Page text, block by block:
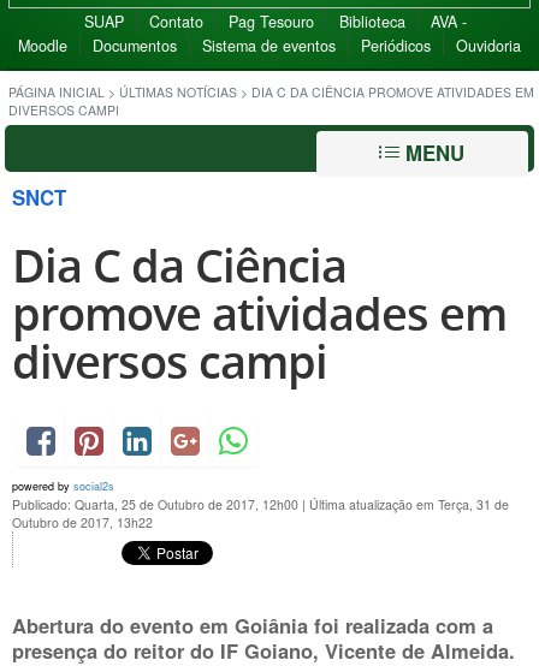
SUAP Contato Pag Tesouro Biblioteca
AVA -
Moodle
Documentos Sistema de eventos Periódicos Ouvidoria
PÁGINA INICIAL > ÚLTIMAS NOTÍCIAS > DIA C DA CIÊNCIA PROMOVE ATIVIDADES EM
DIVERSOS CAMPI
MENU
SNCT
Dia C da Ciência
promove atividades em
diversos campi
powered by social2s
Publicado: Quarta, 25 de Outubro de 2017, 12h00 | Última atualização em Terça, 31 de
Outubro de 2017, 13h22
Abertura do evento em Goiânia foi realizada com a
presença do reitor do IF Goiano, Vicente de Almeida.